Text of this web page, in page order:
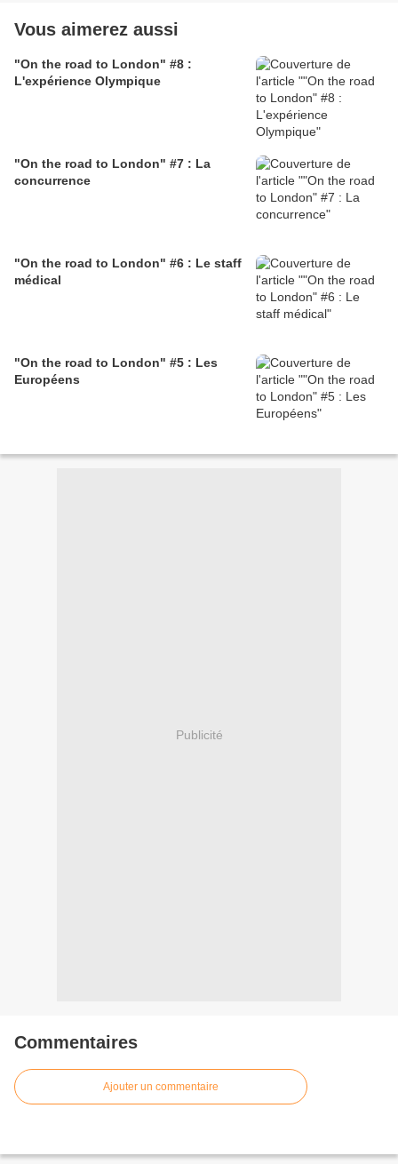
Vous aimerez aussi
"On the road to London" #8 :
L'expérience Olympique
"On the road to London" #7 : La
concurrence
"On the road to London" #6 : Le staff
médical
"On the road to London" #5 : Les
Européens
Publicité
Commentaires
Ajouter un commentaire